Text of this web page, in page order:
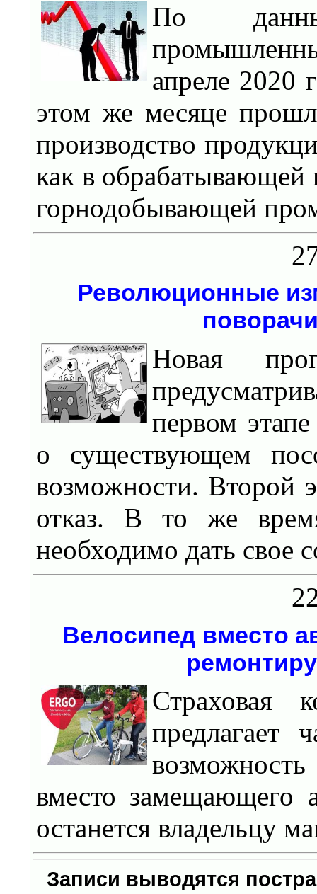
По
апреле 2020
этом же месяце
производство
как в обрабатывающей
горнодобывающей
Революционные
Новая
первом
о существующем
возможности. Второй
отказ. В то же
необходимо дать свое
Велосипед вместо
Страховая
предлагает
вместо замещающего
останется владельцу
Записи выводятся